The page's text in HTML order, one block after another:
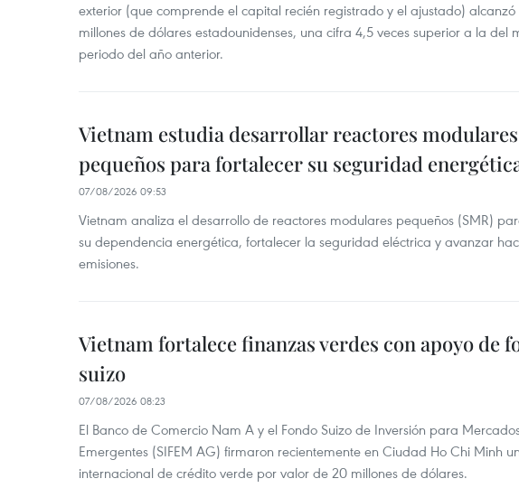
exterior (que comprende el capital recién registrado y el ajustado) alcanzó
millones de dólares estadounidenses, una cifra 4,5 veces superior a la del
periodo del año anterior.
Vietnam estudia desarrollar reactores modulares
pequeños para fortalecer su seguridad
07/08/2026 09:53
Vietnam analiza el desarrollo de reactores modulares pequeños (SMR)
su dependencia energética, fortalecer la seguridad eléctrica y avanzar
emisiones.
Vietnam fortalece finanzas verdes con apoyo de
suizo
07/08/2026 08:23
El Banco de Comercio Nam A y el Fondo Suizo de Inversión para
Emergentes (SIFEM AG) firmaron recientemente en Ciudad Ho Chi Minh
internacional de crédito verde por valor de 20 millones de dólares.